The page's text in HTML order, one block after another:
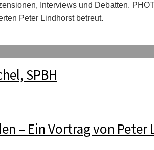
Interviews und Debatten.
Peter Lindhorst betreut.
SPBH
– Ein Vortrag von Peter